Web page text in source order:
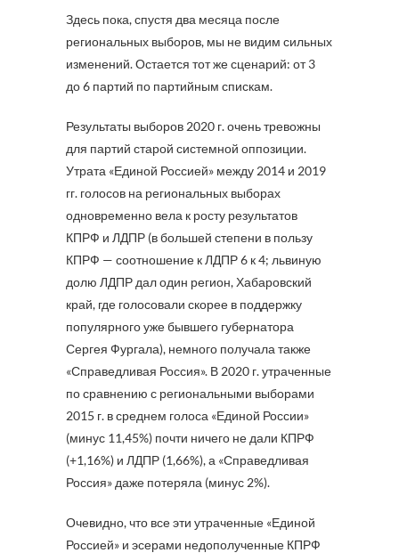
Здесь пока, спустя два месяца после
региональных выборов, мы не видим сильных
изменений. Остается тот же сценарий: от 3
до 6 партий по партийным спискам.
Результаты выборов 2020 г. очень тревожны
для партий старой системной оппозиции.
Утрата «Единой Россией» между 2014 и 2019
гг. голосов на региональных выборах
одновременно вела к росту результатов
КПРФ и ЛДПР (в большей степени в пользу
КПРФ — соотношение к ЛДПР 6 к 4; львиную
долю ЛДПР дал один регион, Хабаровский
край, где голосовали скорее в поддержку
популярного уже бывшего губернатора
Сергея Фургала), немного получала также
«Справедливая Россия». В 2020 г. утраченные
по сравнению с региональными выборами
2015 г. в среднем голоса «Единой России»
(минус 11,45%) почти ничего не дали КПРФ
(+1,16%) и ЛДПР (1,66%), а «Справедливая
Россия» даже потеряла (минус 2%).
Очевидно, что все эти утраченные «Единой
Россией» и эсерами недополученные КПРФ